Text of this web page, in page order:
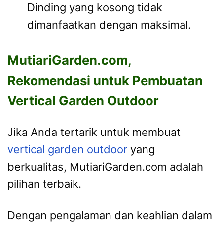
Dinding yang kosong tidak
dimanfaatkan dengan maksimal.
MutiariGarden.com,
Rekomendasi untuk Pembuatan
Vertical Garden Outdoor
Jika Anda tertarik untuk membuat
vertical garden outdoor yang
berkualitas, MutiariGarden.com adalah
pilihan terbaik.
Dengan pengalaman dan keahlian dalam